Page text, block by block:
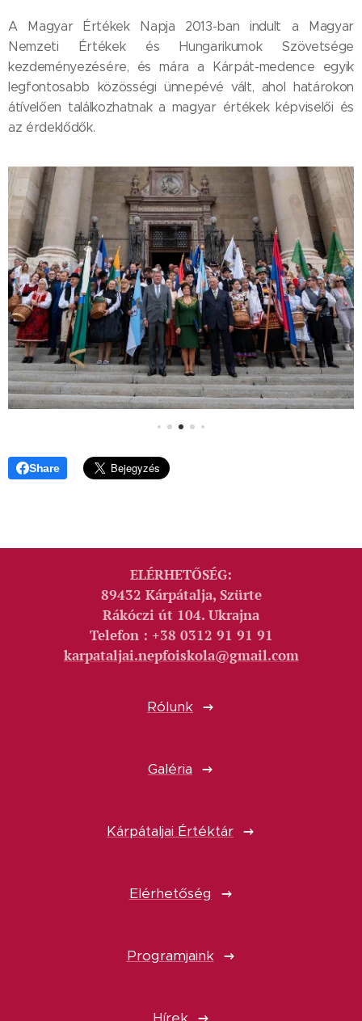
A Magyar Értékek Napja 2013-ban indult a Magyar
Nemzeti Értékek és Hungarikumok Szövetsége
kezdeményezésére, és mára a Kárpát-medence egyik
legfontosabb közösségi ünnepévé vált, ahol határokon
átívelően találkozhatnak a magyar értékek képviselői és
az érdeklődők.
Share
ELÉRHETŐSÉG:
89432 Kárpátalja, Szürte
Rákóczi út 104. Ukrajna
Telefon : +38 0312 91 91 91
karpataljai.nepfoiskola@gmail.com
Rólunk
Galéria
Kárpátaljai Értéktár
Elérhetőség
Programjaink